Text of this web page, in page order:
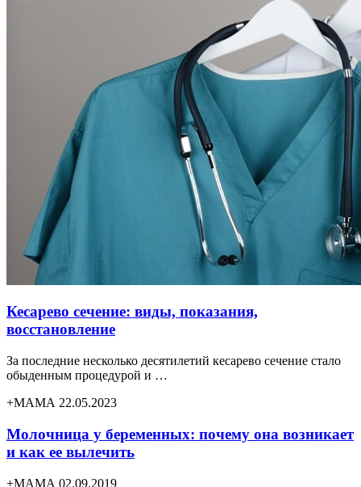
Кесарево сечение: виды, показания,
восстановление
За последние несколько десятилетий кесарево сечение стало
обыденным процедурой и …
+МАМА 22.05.2023
Молочница у беременных: почему она возникает
и как ее вылечить
+МАМА 02.09.2019